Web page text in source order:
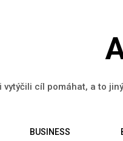
cíl pomáhat, a to
BUSINESS